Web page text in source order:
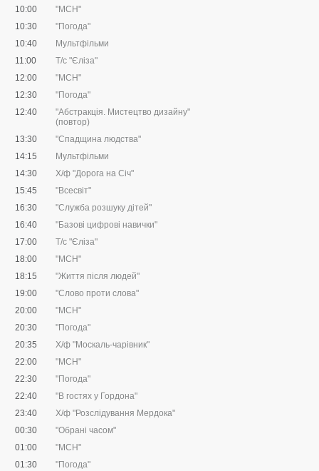
10:00
"МСН"
10:30
"Погода"
10:40
Мультфільми
11:00
Т/с "Єліза"
12:00
"МСН"
12:30
"Погода"
12:40
"Абстракція. Мистецтво дизайну"
(повтор)
13:30
"Спадщина людства"
14:15
Мультфільми
14:30
Х/ф "Дорога на Січ"
15:45
"Всесвіт"
16:30
"Служба розшуку дітей"
16:40
"Базові цифрові навички"
17:00
Т/с "Єліза"
18:00
"МСН"
18:15
"Життя після людей"
19:00
"Слово проти слова"
20:00
"МСН"
20:30
"Погода"
20:35
Х/ф "Москаль-чарівник"
22:00
"МСН"
22:30
"Погода"
22:40
"В гостях у Гордона"
23:40
Х/ф "Розслідування Мердока"
00:30
"Обрані часом"
01:00
"МСН"
01:30
"Погода"